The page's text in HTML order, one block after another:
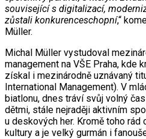
související s digitalizací,
zůstali konkurenceschopní,“
Müller.
Michal Müller vystudoval
management na VŠE Praha, kde
získal i mezinárodně uznávaný
International Management). V
biatlonu, dnes tráví svůj volný
dětmi, stále nejraději aktivním
u deskových her. Kromě toho rád
kultury a je velký gurmán i